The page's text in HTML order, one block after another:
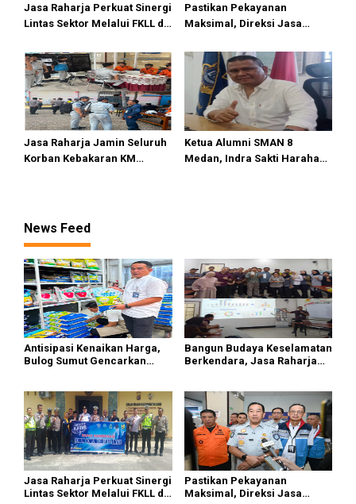
Jasa Raharja Perkuat Sinergi
Lintas Sektor Melalui FKLL di
Pastikan Pekayanan
Maksimal, Direksi Jasa
Kebakaran KM Mutiara
Sentosa II
Jasa Raharja Jamin Seluruh
Korban Kebakaran KM
Ketua Alumni SMAN 8
Medan, Indra Sakti Harahap
News Feed
Antisipasi Kenaikan Harga,
Bulog Sumut Gencarkan
Bangun Budaya Keselamatan
Berkendara, Jasa Raharja
Jasa Raharja Perkuat Sinergi
Lintas Sektor Melalui FKLL di
Pastikan Pekayanan
Maksimal, Direksi Jasa